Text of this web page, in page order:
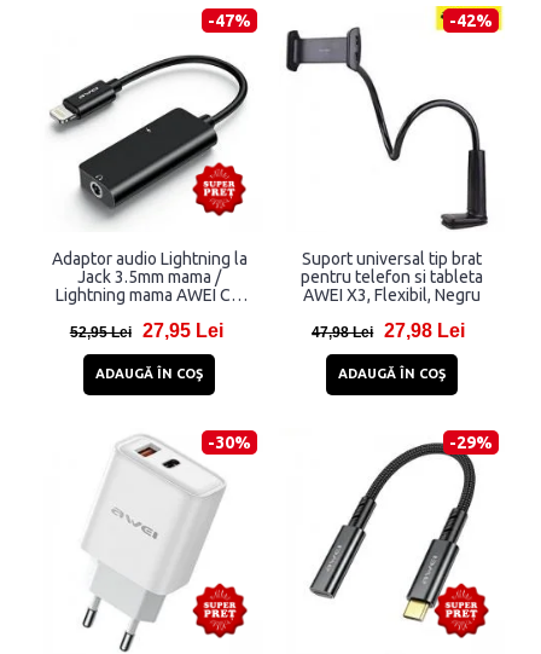
-47%
Adaptor audio Lightning la
Jack 3.5mm mama /
Lightning mama AWEI CL-
52,95 Lei 27,95 Lei
ADAUGĂ ÎN COŞ
-42%
Suport universal tip brat
pentru telefon si tableta
AWEI X3, Flexibil, Negru
47,98 Lei 27,98 Lei
ADAUGĂ ÎN COŞ
-30% -29%